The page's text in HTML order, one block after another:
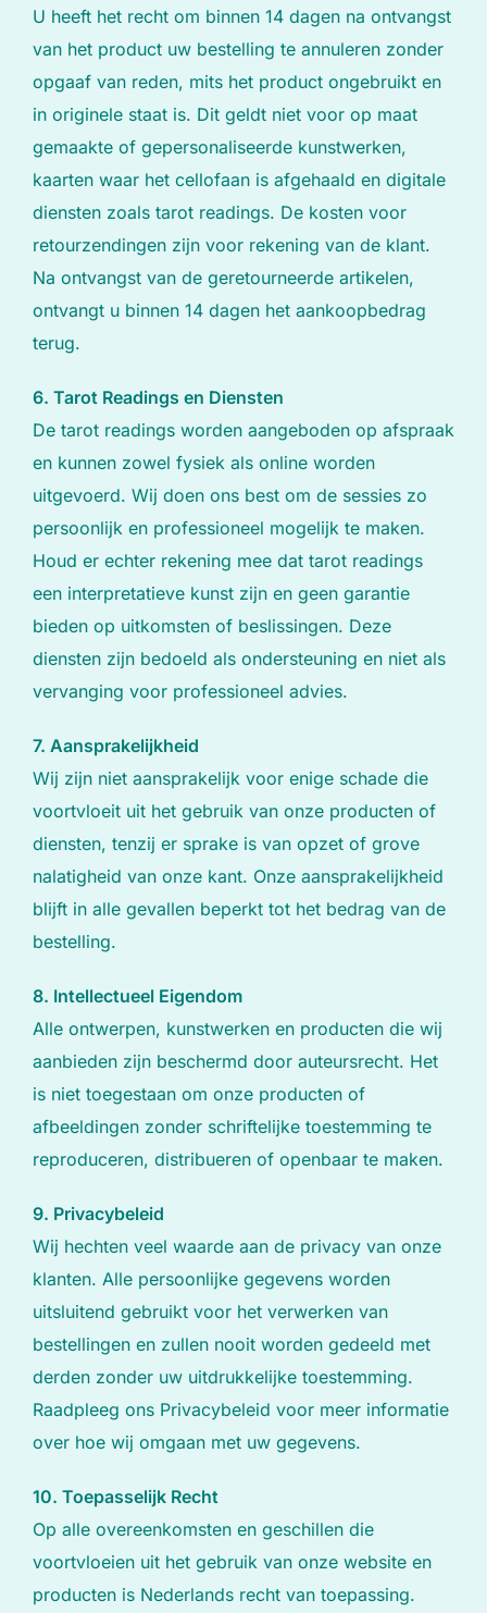
U heeft het recht om binnen 14 dagen na ontvangst
van het product uw bestelling te annuleren zonder
opgaaf van reden, mits het product ongebruikt en
in originele staat is. Dit geldt niet voor op maat
gemaakte of gepersonaliseerde kunstwerken,
kaarten waar het cellofaan is afgehaald en digitale
diensten zoals tarot readings. De kosten voor
retourzendingen zijn voor rekening van de klant.
Na ontvangst van de geretourneerde artikelen,
ontvangt u binnen 14 dagen het aankoopbedrag
terug.
6. Tarot Readings en Diensten
De tarot readings worden aangeboden op afspraak
en kunnen zowel fysiek als online worden
uitgevoerd. Wij doen ons best om de sessies zo
persoonlijk en professioneel mogelijk te maken.
Houd er echter rekening mee dat tarot readings
een interpretatieve kunst zijn en geen garantie
bieden op uitkomsten of beslissingen. Deze
diensten zijn bedoeld als ondersteuning en niet als
vervanging voor professioneel advies.
7. Aansprakelijkheid
Wij zijn niet aansprakelijk voor enige schade die
voortvloeit uit het gebruik van onze producten of
diensten, tenzij er sprake is van opzet of grove
nalatigheid van onze kant. Onze aansprakelijkheid
blijft in alle gevallen beperkt tot het bedrag van de
bestelling.
8. Intellectueel Eigendom
Alle ontwerpen, kunstwerken en producten die wij
aanbieden zijn beschermd door auteursrecht. Het
is niet toegestaan om onze producten of
afbeeldingen zonder schriftelijke toestemming te
reproduceren, distribueren of openbaar te maken.
9. Privacybeleid
Wij hechten veel waarde aan de privacy van onze
klanten. Alle persoonlijke gegevens worden
uitsluitend gebruikt voor het verwerken van
bestellingen en zullen nooit worden gedeeld met
derden zonder uw uitdrukkelijke toestemming.
Raadpleeg ons Privacybeleid voor meer informatie
over hoe wij omgaan met uw gegevens.
10. Toepasselijk Recht
Op alle overeenkomsten en geschillen die
voortvloeien uit het gebruik van onze website en
producten is Nederlands recht van toepassing.